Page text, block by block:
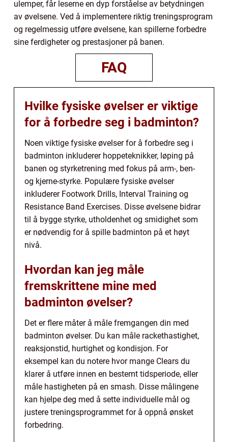
ulemper, får leserne en dyp forståelse av betydningen
av øvelsene. Ved å implementere riktig treningsprogram
og regelmessig utføre øvelsene, kan spillerne forbedre
sine ferdigheter og prestasjoner på banen.
FAQ
Hvilke fysiske øvelser er viktige
for å forbedre seg i badminton?
Noen viktige fysiske øvelser for å forbedre seg i
badminton inkluderer hoppeteknikker, løping på
banen og styrketrening med fokus på arm-, ben-
og kjerne-styrke. Populære fysiske øvelser
inkluderer Footwork Drills, Interval Training og
Resistance Band Exercises. Disse øvelsene bidrar
til å bygge styrke, utholdenhet og smidighet som
er nødvendig for å spille badminton på et høyt
nivå.
Hvordan kan jeg måle
fremskrittene mine med
badminton øvelser?
Det er flere måter å måle fremgangen din med
badminton øvelser. Du kan måle rackethastighet,
reaksjonstid, hurtighet og kondisjon. For
eksempel kan du notere hvor mange Clears du
klarer å utføre innen en bestemt tidsperiode, eller
måle hastigheten på en smash. Disse målingene
kan hjelpe deg med å sette individuelle mål og
justere treningsprogrammet for å oppnå ønsket
forbedring.